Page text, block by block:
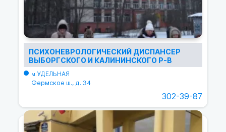
ПСИХОНЕВРОЛОГИЧЕСКИЙ ДИСПАНСЕР
ВЫБОРГСКОГО И КАЛИНИНСКОГО Р-В
м.УДЕЛЬНАЯ
Фермское ш., д. 34
302-39-87